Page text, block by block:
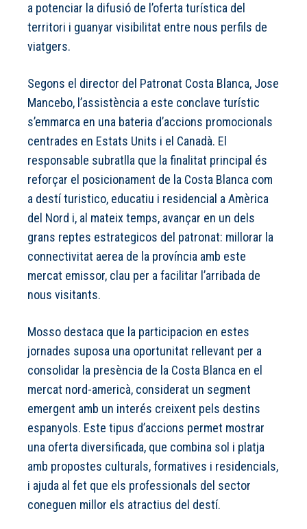
a potenciar la difusió de l’oferta turística del
territori i guanyar visibilitat entre nous perfils de
viatgers.
Segons el director del Patronat Costa Blanca, Jose
Mancebo, l’assistència a este conclave turístic
s’emmarca en una bateria d’accions promocionals
centrades en Estats Units i el Canadà. El
responsable subratlla que la finalitat principal és
reforçar el posicionament de la Costa Blanca com
a destí turistico, educatiu i residencial a Amèrica
del Nord i, al mateix temps, avançar en un dels
grans reptes estrategicos del patronat: millorar la
connectivitat aerea de la província amb este
mercat emissor, clau per a facilitar l’arribada de
nous visitants.
Mosso destaca que la participacion en estes
jornades suposa una oportunitat rellevant per a
consolidar la presència de la Costa Blanca en el
mercat nord-americà, considerat un segment
emergent amb un interés creixent pels destins
espanyols. Este tipus d’accions permet mostrar
una oferta diversificada, que combina sol i platja
amb propostes culturals, formatives i residencials,
i ajuda al fet que els professionals del sector
coneguen millor els atractius del destí.